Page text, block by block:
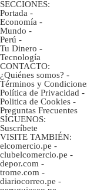
SECCIONES:
Portada -
Economía -
Mundo -
Perú -
Tu Dinero -
Tecnología
CONTACTO:
¿Quiénes somos? -
Términos y
Política de Privacidad -
Politica de Cookies -
Preguntas Frecuentes
SÍGUENOS:
Suscríbete
VISITE TAMBIÉN:
elcomercio.pe -
clubelcomercio.pe -
depor.com -
trome.com -
diariocorreo.pe -